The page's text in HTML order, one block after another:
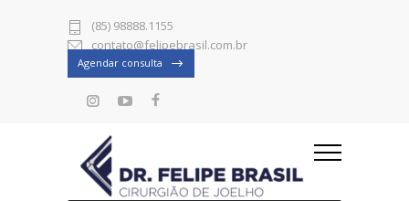
(85) 98888.1155
contato@felipebrasil.com.br
Agendar consulta